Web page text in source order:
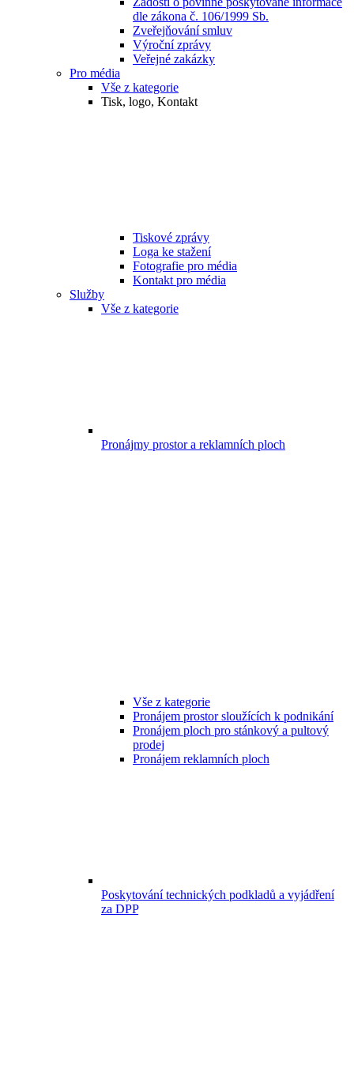
dle zákona č. 106/1999 Sb.
Zveřejňování smluv
Výroční zprávy
Veřejné zakázky
Pro média
Vše z kategorie
Tisk, logo, Kontakt
Tiskové zprávy
Loga ke stažení
Fotografie pro média
Kontakt pro média
Služby
Vše z kategorie
Pronájmy prostor a reklamních ploch
Vše z kategorie
Pronájem prostor sloužících k podnikání
Pronájem ploch pro stánkový a pultový
prodej
Pronájem reklamních ploch
Poskytování technických podkladů a vyjádření
za DPP